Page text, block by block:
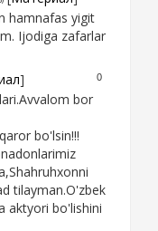
hamnafas yigit
Ijodiga zafarlar
0
]
bor
bo'lsin!!!
tilayman.O'zbek
aktyori bo'lishini